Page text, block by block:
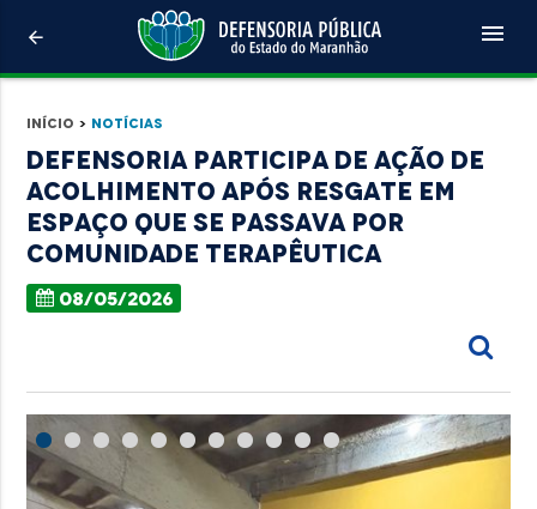
arrow_back menu
Início > Notícias
Defensoria participa de ação de
acolhimento após resgate em
espaço que se passava por
comunidade terapêutica
08/05/2026